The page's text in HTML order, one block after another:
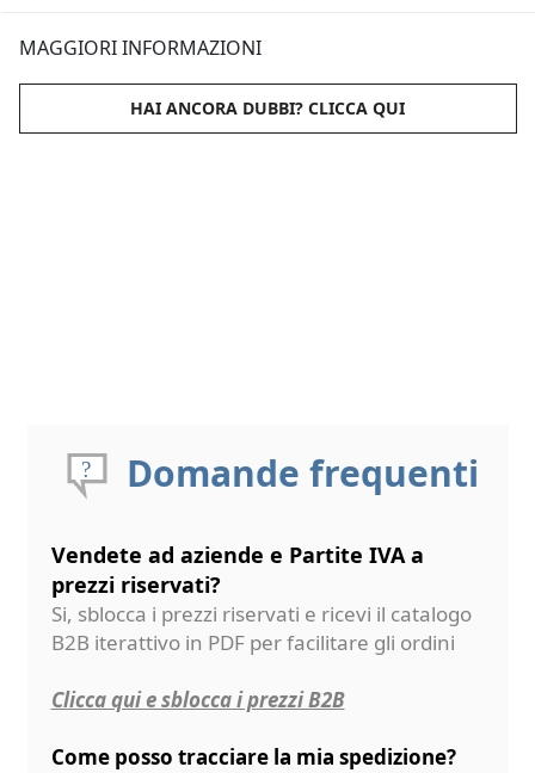
MAGGIORI INFORMAZIONI
HAI ANCORA DUBBI? CLICCA QUI
Domande frequenti
Vendete ad aziende e Partite IVA a
prezzi riservati?
Si, sblocca i prezzi riservati e ricevi il catalogo
B2B iterattivo in PDF per facilitare gli ordini
Clicca qui e sblocca i prezzi B2B
Come posso tracciare la mia spedizione?